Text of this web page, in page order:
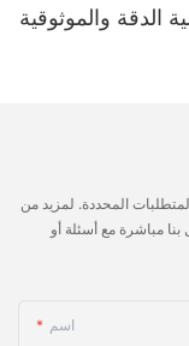
المحددة. لمزيد من
بنا مباشرة مع أسئلة أو
اسم